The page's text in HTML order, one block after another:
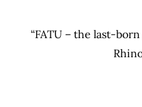
“FATU – the last-